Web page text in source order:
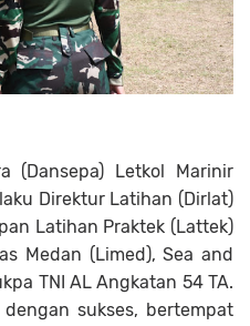
(Dansepa) Letkol Marinir
Direktur Latihan (Dirlat)
Latihan Praktek (Lattek)
Medan (Limed), Sea and
TNI AL Angkatan 54 TA.
sukses, bertempat